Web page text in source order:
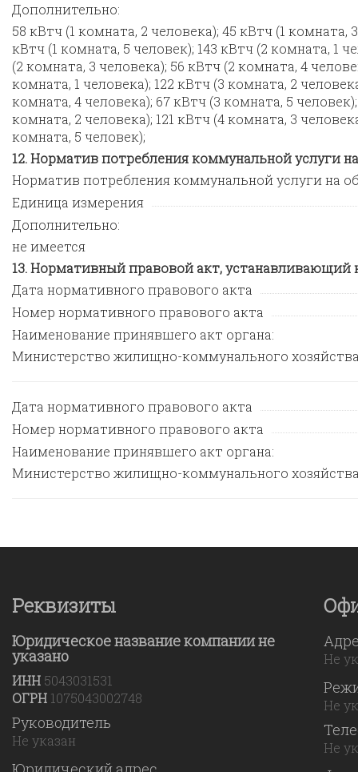
Дополнительно:
58 кВтч (1 комната, 2 человека); 45 кВтч (1 комната,
кВтч (1 комната, 5 человек); 143 кВтч (2 комната, 1
(2 комната, 3 человека); 56 кВтч (2 комната, 4
комната, 1 человека); 122 кВтч (3 комната, 2
комната, 4 человека); 67 кВтч (3 комната, 5
комната, 2 человека); 121 кВтч (4 комната, 3
комната, 5 человек);
Норматив потребления коммунальной услуги
Норматив потребления коммунальной услуги на
Единица измерения
Дополнительно:
не имеется
Нормативный правовой акт, устанавливающий
Дата нормативного правового акта
Номер нормативного правового акта
Наименование принявшего акт органа:
Министерство жилищно-коммунального
Дата нормативного правового акта
Номер нормативного правового акта
Наименование принявшего акт органа:
Министерство жилищно-коммунального
Реквизиты
Юридическое название компании не
указано
ИНН 5043031531
ОГРН 1075043002748
Руководитель
Не указан
Не
Не
Не